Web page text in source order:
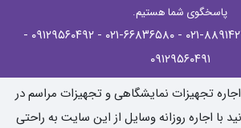
پاسخگوی شما هستیم.
- ۰۲۱-۶۶۸۳۶۵۸۰ - ۰۹۱۲۹۵۶۰۴۹۲
-
۰۹۱۲۹۵۶۰۴۹۱
اجاره تجهیزات نمایشگاهی و تجهیزات مراسم در
با اجاره روزانه وسایل از این سایت به راحتی